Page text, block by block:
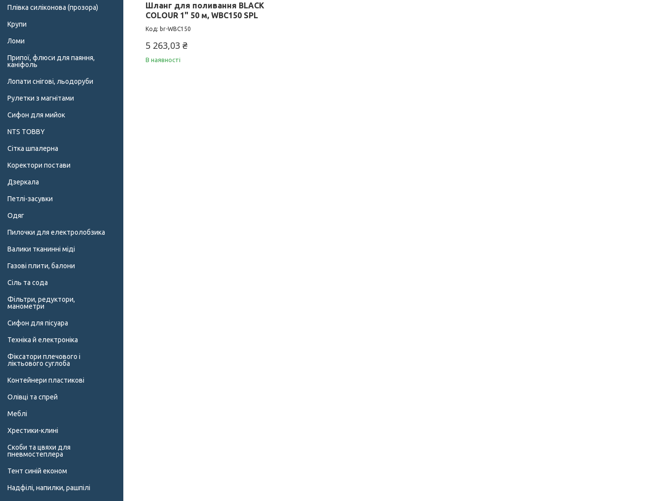
Шланг для поливання BLACK
COLOUR 1" 50 м, WBC150 SPL
br-WBC150
5 263,03 ₴
В наявності
Плівка силіконова (прозора)
Крупи
Ломи
Припої, флюси для паяння,
каніфоль
Лопати снігові, льодоруби
Рулетки з магнітами
Сифон для мийок
NTS TOBBY
Сітка шпалерна
Коректори постави
Дзеркала
Петлі-засувки
Одяг
Пилочки для електролобзика
Валики тканинні міді
Газові плити, балони
Сіль та сода
Фільтри, редуктори,
манометри
Сифон для пісуара
Техніка й електроніка
Фіксатори плечового і
ліктьового суглоба
Контейнери пластикові
Олівці та спрей
Меблі
Хрестики-клині
Скоби та цвяхи для
пневмостеплера
Тент синій економ
Надфілі, напилки, рашпілі